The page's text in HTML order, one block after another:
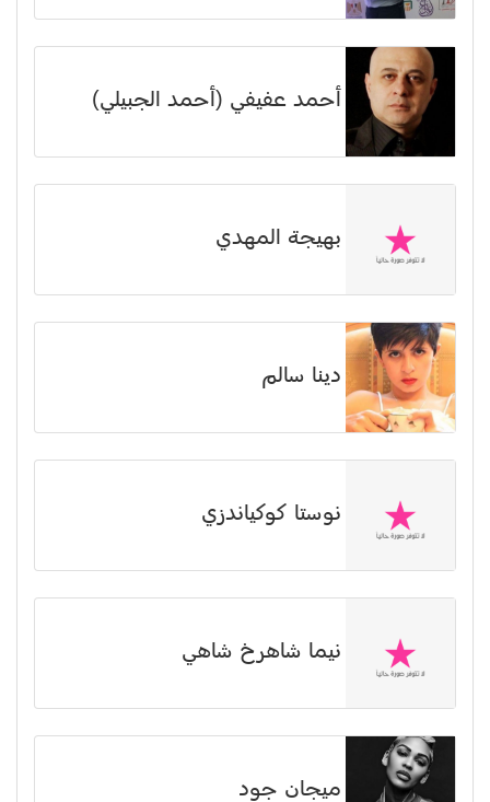
أحمد عفيفي (أحمد الجبيلي)
بهيجة المهدي
دينا سالم
نوستا كوكياندزي
نیما شاهرخ شاهي
ميجان جود